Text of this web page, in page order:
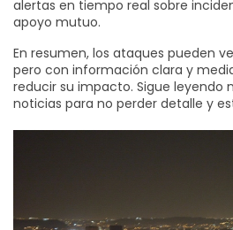
alertas en tiempo real sobre
apoyo mutuo.
En resumen, los ataques pueden
pero con información clara y
reducir su impacto. Sigue leyendo
noticias para no perder detalle y